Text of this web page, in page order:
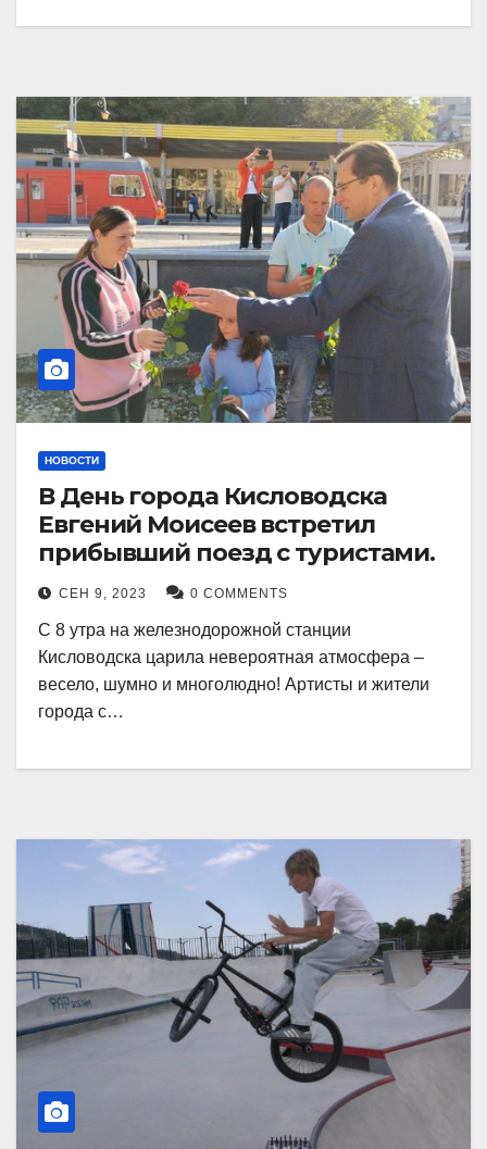
НОВОСТИ
В День города Кисловодска
Евгений Моисеев встретил
прибывший поезд с туристами.
СЕН 9, 2023 0 COMMENTS
С 8 утра на железнодорожной станции
Кисловодска царила невероятная атмосфера –
весело, шумно и многолюдно! Артисты и жители
города с…